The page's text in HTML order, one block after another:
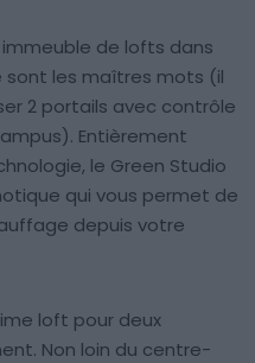
de lofts dans
les maîtres mots (il
2 portails avec contrôle
Entièrement
le Green Studio
qui vous permet de
depuis votre
loft pour deux
Non loin du centre-